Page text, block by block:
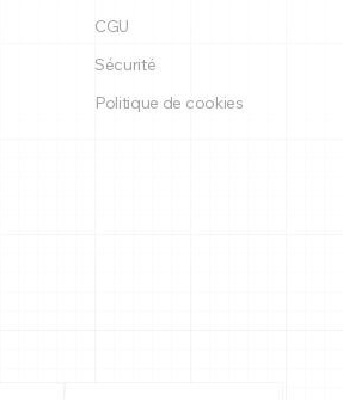
CGU
Sécurité
Politique de cookies